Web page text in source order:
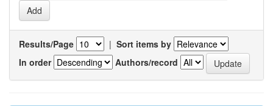
Results/Page | Sort items by
In order
Authors/record